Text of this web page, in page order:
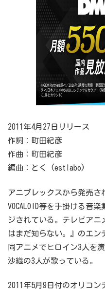
2011年4月27日リリース
作詞：町田紀彦
作曲：町田紀彦
編曲：とく (estlabo)
アニプレックスから発売さ
VOCALOID等を手掛ける音
ジされている。テレビア
はまだ知らない。』のエン
同アニメでヒロイン3人を
沙織の3人が歌っている。
2011年5月9日付のオリコ